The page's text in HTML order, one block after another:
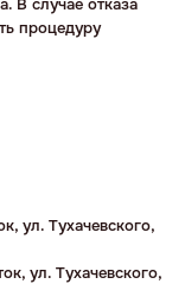
процедуру
ул. Тухачевского,
ул. Тухачевского,